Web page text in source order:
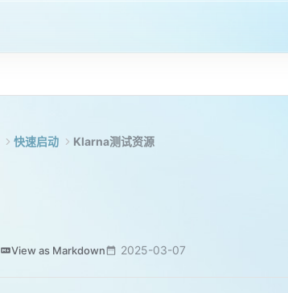
快速启动 Klarna测试资源
View as Markdown 2025-03-07